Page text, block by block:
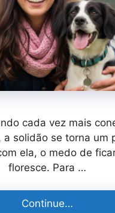
cada vez mais
a solidão se torna um
ela, o medo de
floresce. Para …
Continue…